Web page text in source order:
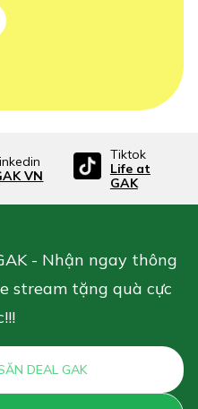
VN
Tiktok
Life at
GAK
- Nhận ngay thông
stream tặng quà cực
DEAL GAK